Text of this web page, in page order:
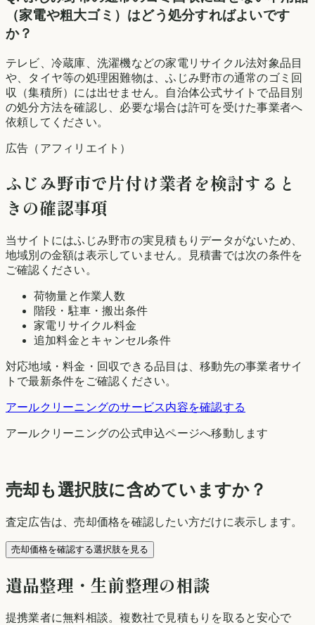
（家電や粗大ゴミ）はどう処分すればよいです
か？
テレビ、冷蔵庫、洗濯機などの家電リサイクル法対象品目
や、タイヤ等の処理困難物は、ふじみ野市の通常のゴミ回
収（集積所）には出せません。自治体公式サイトで品目別
の処分方法を確認し、必要な場合は許可を受けた事業者へ
依頼してください。
広告（アフィリエイト）
ふじみ野市で片付け業者を検討すると
きの確認事項
当サイトにはふじみ野市の実見積もりデータがないため、
地域別の金額は表示していません。見積書では次の条件を
ご確認ください。
荷物量と作業人数
階段・駐車・搬出条件
家電リサイクル料金
追加料金とキャンセル条件
対応地域・料金・回収できる品目は、移動先の事業者サイ
トで最新条件をご確認ください。
アールクリーニングのサービス内容を確認する
アールクリーニングの公式申込ページへ移動します
売却も選択肢に含めていますか？
査定広告は、売却価格を確認したい方だけに表示します。
売却価格を確認する選択肢を見る
遺品整理・生前整理の相談
提携業者に無料相談。複数社で見積もりを取ると安心で